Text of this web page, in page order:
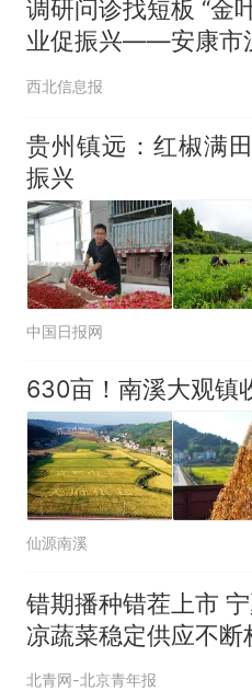
调研问诊找短板 “金
业促振兴——安康市
区农业农村局到白马
西北信息报
贵州镇远：红椒满
振兴
中国日报网
630亩！南溪大观镇
仙源南溪
错期播种错茬上市
凉蔬菜稳定供应不断
北青网-北京青年报